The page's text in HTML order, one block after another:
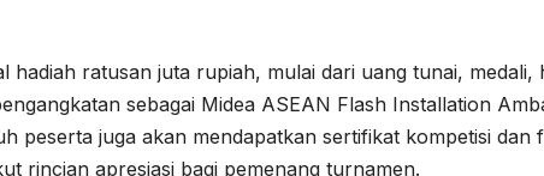
hadiah ratusan juta rupiah, mulai dari uang tunai, medali,
sebagai Midea ASEAN Flash Installation
peserta juga akan mendapatkan sertifikat kompetisi dan
rincian apresiasi bagi pemenang turnamen.